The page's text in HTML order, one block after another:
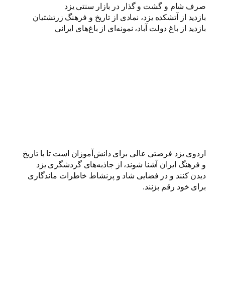
صرف شام و گشت و گذار در بازار سنتی یزد
بازدید از آتشکده یزد، نمادی از تاریخ و فرهنگ زرتشتیان
بازدید از باغ دولت آباد، نمونه‌ای از باغ‌های ایرانی
اردوی یزد فرصتی عالی برای دانش‌آموزان است تا با تاریخ
و فرهنگ ایران آشنا شوند، از جاذبه‌های گردشگری یزد
دیدن کنند و در فضایی شاد و پرنشاط خاطرات ماندگاری
برای خود رقم بزنند.